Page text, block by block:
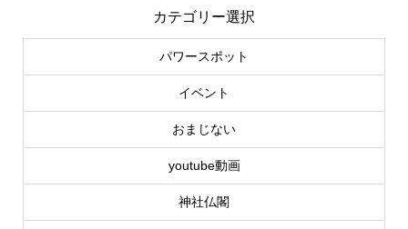
カテゴリー選択
パワースポット
イベント
おまじない
youtube動画
神社仏閣